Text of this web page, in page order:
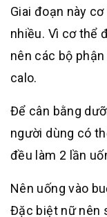
Giai đoạn này
nhiều. Vì cơ thể
nên các bộ
calo.
Để cân bằng
người dùng có
đều làm 2 lần
Nên uống vào
Đặc biệt nữ nên